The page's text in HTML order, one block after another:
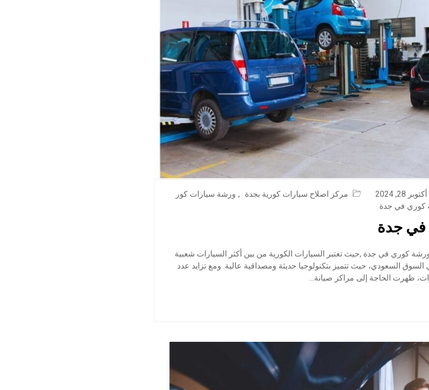
أكتوبر 28, 2024 مركز اصلاح سيارات كورية بجدة , ورشة سيارات كور
كوري في جدة
في جدة
كوري في جدة ,حيث تعتبر السيارات الكورية من بين أكثر السيارات شعبية
السعودي، حيث تتميز بتكنولوجيا حديثة ومصداقية عالية. ومع تزايد عدد
ظهرت الحاجة إلى مراكز صيانة…